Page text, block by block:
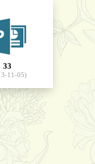
33
(2013-11-05)